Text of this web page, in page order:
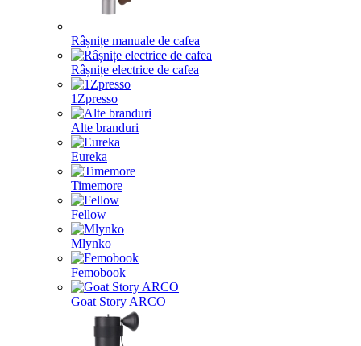
Râșnițe manuale de cafea
Râșnițe electrice de cafea
1Zpresso
Alte branduri
Eureka
Timemore
Fellow
Mlynko
Femobook
Goat Story ARCO